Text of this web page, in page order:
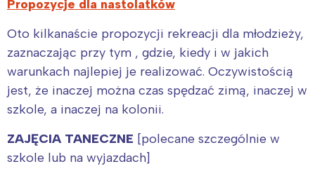
Propozycje dla nastolatków
Oto kilkanaście propozycji rekreacji dla młodzieży,
zaznaczając przy tym , gdzie, kiedy i w jakich
warunkach najlepiej je realizować. Oczywistością
jest, że inaczej można czas spędzać zimą, inaczej w
szkole, a inaczej na kolonii.
ZAJĘCIA TANECZNE [polecane szczególnie w
szkole lub na wyjazdach]